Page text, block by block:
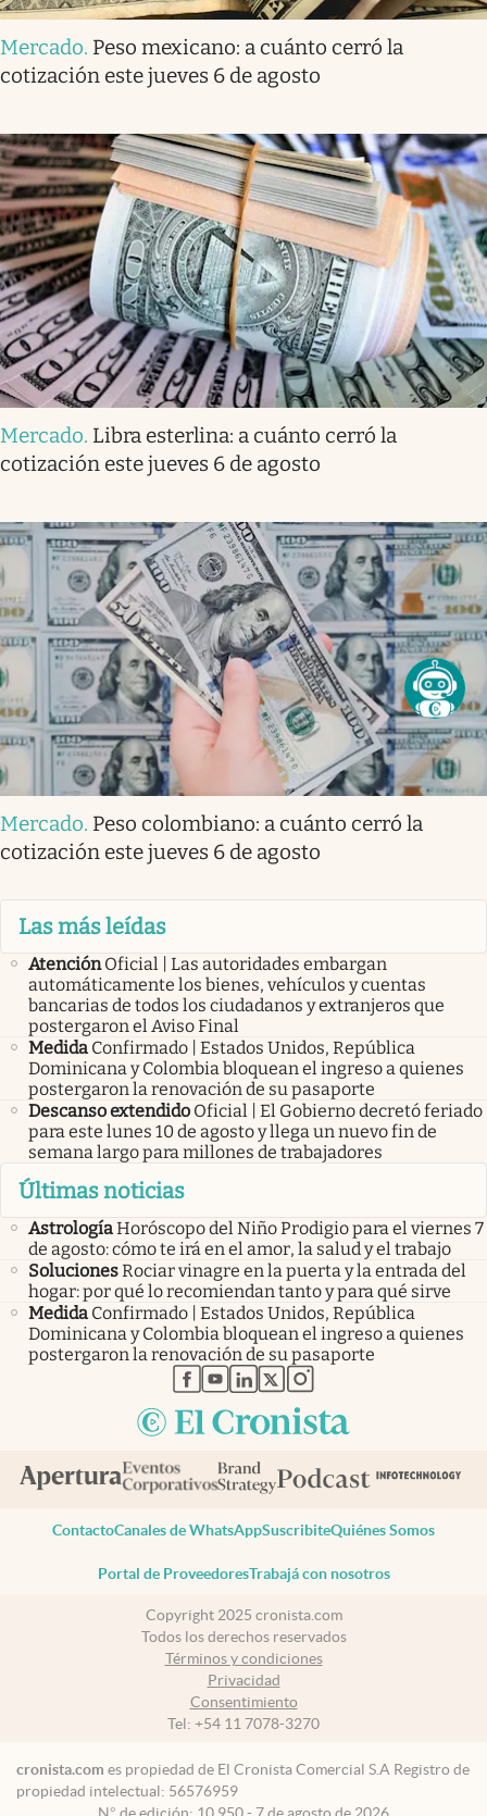
Mercado. Peso mexicano: a cuánto cerró la
cotización este jueves 6 de agosto
Mercado. Libra esterlina: a cuánto cerró la
cotización este jueves 6 de agosto
Mercado. Peso colombiano: a cuánto cerró la
cotización este jueves 6 de agosto
Las más leídas
Atención Oficial | Las autoridades embargan
automáticamente los bienes, vehículos y cuentas
bancarias de todos los ciudadanos y extranjeros que
postergaron el Aviso Final
Medida Confirmado | Estados Unidos, República
Dominicana y Colombia bloquean el ingreso a quienes
postergaron la renovación de su pasaporte
Descanso extendido Oficial | El Gobierno decretó feriado
para este lunes 10 de agosto y llega un nuevo fin de
semana largo para millones de trabajadores
Últimas noticias
AstrologíaHoróscopo del Niño Prodigio para el viernes 7
de agosto: cómo te irá en el amor, la salud y el trabajo
SolucionesRociar vinagre en la puerta y la entrada del
hogar: por qué lo recomiendan tanto y para qué sirve
Medida Confirmado | Estados Unidos, República
Dominicana y Colombia bloquean el ingreso a quienes
postergaron la renovación de su pasaporte
abre en nueva pestaña
abre en nueva pestaña
abre en nueva pestaña
abre en nueva pestaña
abre en nueva pestaña
ContactoCanales de WhatsAppSuscribiteQuiénes Somos
Portal de ProveedoresTrabajá con nosotros
Copyright 2025 cronista.com
Todos los derechos reservados
Términos y condiciones
Privacidad
Consentimiento
Tel: +54 11 7078-3270
cronista.com es propiedad de El Cronista Comercial S.A Registro de
propiedad intelectual: 56576959